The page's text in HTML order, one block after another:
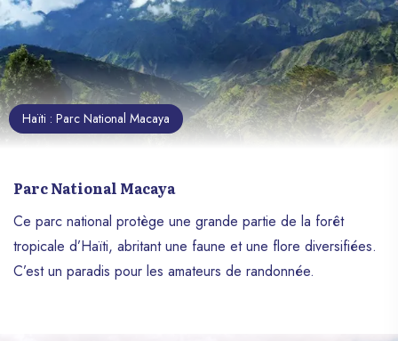
Haïti : Parc National Macaya
Parc National Macaya
Ce parc national protège une grande partie de la forêt
tropicale d’Haïti, abritant une faune et une flore diversifiées.
C’est un paradis pour les amateurs de randonnée.